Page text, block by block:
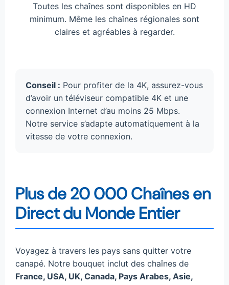
Toutes les chaînes sont disponibles en HD
minimum. Même les chaînes régionales sont
claires et agréables à regarder.
Conseil : Pour profiter de la 4K, assurez-vous
d’avoir un téléviseur compatible 4K et une
connexion Internet d’au moins 25 Mbps.
Notre service s’adapte automatiquement à la
vitesse de votre connexion.
Plus de 20 000 Chaînes en
Direct du Monde Entier
Voyagez à travers les pays sans quitter votre
canapé. Notre bouquet inclut des chaînes de
France, USA, UK, Canada, Pays Arabes, Asie,